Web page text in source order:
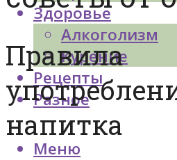
Здоровье
Алкоголизм
Курение
Рецепты
Разное
Меню
Правила
напитка